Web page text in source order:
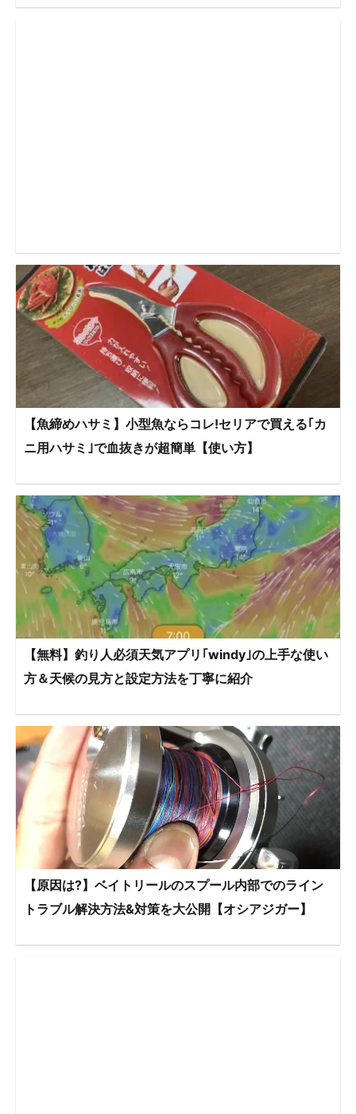
【魚締めハサミ】小型魚ならコレ!セリアで買える｢カ
ニ用ハサミ｣で血抜きが超簡単【使い方】
【無料】釣り人必須天気アプリ｢windy｣の上手な使い
方＆天候の見方と設定方法を丁寧に紹介
【原因は?】ベイトリールのスプール内部でのライン
トラブル解決方法&対策を大公開【オシアジガー】